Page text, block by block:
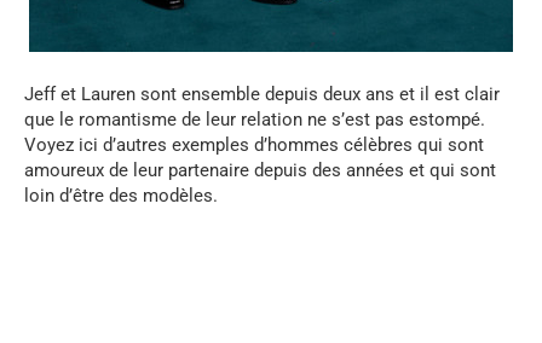
Jeff et Lauren sont ensemble depuis deux ans et il est clair
que le romantisme de leur relation ne s’est pas estompé.
Voyez ici d’autres exemples d’hommes célèbres qui sont
amoureux de leur partenaire depuis des années et qui sont
loin d’être des modèles.